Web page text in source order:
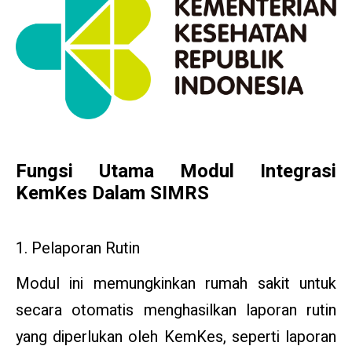
Fungsi Utama Modul Integrasi
KemKes Dalam SIMRS
1. Pelaporan Rutin
Modul ini memungkinkan rumah sakit untuk
secara otomatis menghasilkan laporan rutin
yang diperlukan oleh KemKes, seperti laporan